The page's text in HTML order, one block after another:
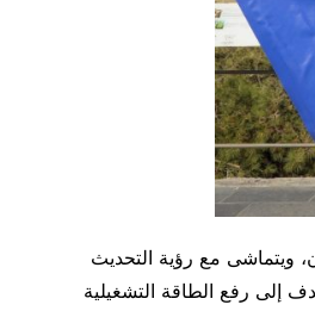
ويتماشى مع رؤية التحديث
إلى رفع الطاقة التشغيلية